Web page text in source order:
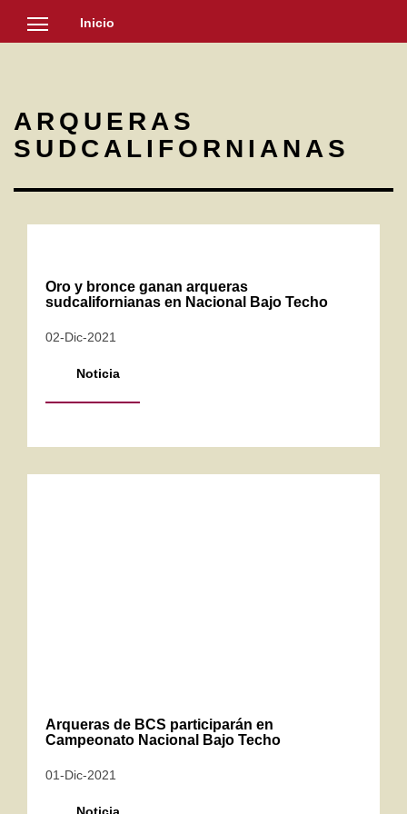
Inicio
SOCIEDAD
NOTICIAS
ARQUERAS
SUDCALIFORNIANAS
Oro y bronce ganan arqueras
sudcalifornianas en Nacional Bajo Techo
02-Dic-2021
Noticia
Arqueras de BCS participarán en
Campeonato Nacional Bajo Techo
01-Dic-2021